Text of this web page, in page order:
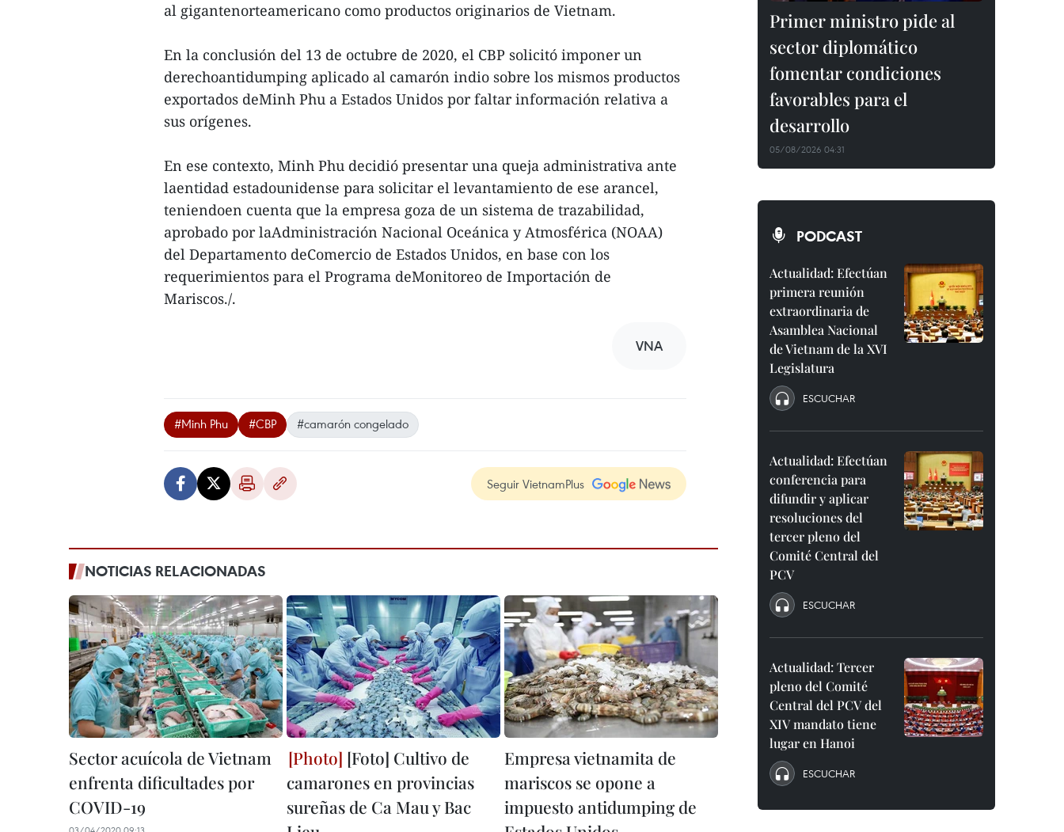
al gigantenorteamericano como productos originarios de Vietnam.
En la conclusión del 13 de octubre de 2020, el CBP solicitó imponer un
derechoantidumping aplicado al camarón indio sobre los mismos productos
exportados deMinh Phu a Estados Unidos por faltar información relativa a
sus orígenes.
En ese contexto, Minh Phu decidió presentar una queja administrativa ante
laentidad estadounidense para solicitar el levantamiento de ese arancel,
teniendoen cuenta que la empresa goza de un sistema de trazabilidad,
aprobado por laAdministración Nacional Oceánica y Atmosférica (NOAA)
del Departamento deComercio de Estados Unidos, en base con los
requerimientos para el Programa deMonitoreo de Importación de
Mariscos./.
VNA
#Minh Phu #CBP #camarón congelado
Seguir VietnamPlus
NOTICIAS RELACIONADAS
Sector acuícola de Vietnam
enfrenta dificultades por
COVID-19
[Foto] Cultivo de
camarones en provincias
sureñas de Ca Mau y Bac
Empresa vietnamita de
mariscos se opone a
impuesto antidumping de
Primer ministro pide al
sector diplomático
fomentar condiciones
favorables para el
desarrollo
05/08/2026 04:31
PODCAST
Actualidad: Efectúan
primera reunión
extraordinaria de
Asamblea Nacional
de Vietnam de la XVI
Legislatura
ESCUCHAR
Actualidad: Efectúan
conferencia para
difundir y aplicar
resoluciones del
tercer pleno del
Comité Central del
PCV
ESCUCHAR
Actualidad: Tercer
pleno del Comité
Central del PCV del
XIV mandato tiene
lugar en Hanoi
ESCUCHAR